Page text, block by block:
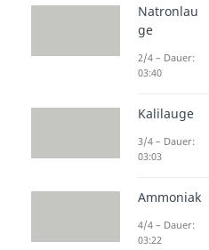
Klasse! Jetzt
wissen, wie
kannst?
zu der
Natronlau
ge
2/4 – Dauer:
03:40
Kalilauge
3/4 – Dauer:
03:03
Ammoniak
4/4 – Dauer:
03:22